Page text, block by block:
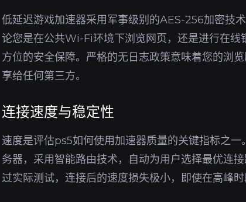
低延迟游戏加速器采用军事级别的AES-256加密技
论您是在公共Wi-Fi环境下浏览网页，还是进行在
方位的安全保障。严格的无日志政策意味着您的浏
享给任何第三方。
连接速度与稳定性
速度是评估ps5如何使用加速器质量的关键指标之
务器，采用智能路由技术，自动为用户选择最优连
过实际测试，连接后的速度损失极小，即使在高峰时